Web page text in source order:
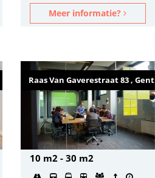
Meer informatie?
Raas Van Gaverestraat 83 , Gent
10 m2 - 30 m2